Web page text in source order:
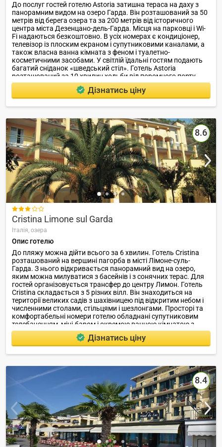
До послуг гостей готелю Astoria затишна тераса на даху з
панорамним видом на озеро Гарда. Він розташований за 50
метрів від берега озера та за 200 метрів від історичного
центра міста Дезенцано-дель-Гарда. Місця на парковці і Wi-
Fi надаються безкоштовно. В усіх номерах є кондиціонер,
телевізор із плоским екраном і супутниковими каналами, а
також власна ванна кімната з феном і туалетно-
косметичними засобами. У світлій їдальні гостям подають
багатий сніданок «шведський стіл». Готель Astoria
розташований за 10 хвилин ходьби від поромного порту,
звідки можна переправитися на інший берег озера Гарда та
найближчий пляж.
Дізнатись ціну
8.6

Cristina Limone sul Garda
Італія, озера
Опис готелю
До пляжу можна дійти всього за 6 хвилин. Готель Cristina
розташований на вершині пагорба в місті Лімоне-суль-
Гарда. З нього відкривається панорамний вид на озеро,
яким можна милуватися з басейнів і з сонячних терас. Для
гостей організовується трансфер до центру Лимон. Готель
Cristina складається з 5 різних вілл. Він знаходиться на
території великих садів з шахівницею під відкритим небом і
численними столами, стільцями і шезлонгами. Просторі та
комфортабельні номери готелю обладнані супутниковим
телебаченням, міні-баром і окремою ванною кімнатою з
туалетним приладдям.
Дізнатись ціну
8.4